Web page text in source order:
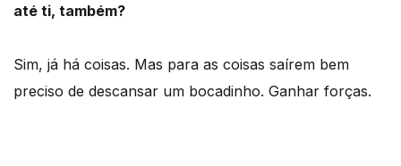
até ti, também?
Sim, já há coisas. Mas para as coisas saírem bem
preciso de descansar um bocadinho. Ganhar forças.